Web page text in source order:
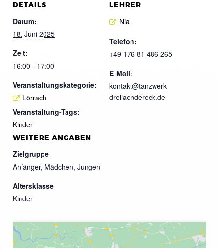
DETAILS
Datum:
18. Juni 2025
Zeit:
16:00 - 17:00
Veranstaltungskategorie:
Lörrach
Veranstaltung-Tags:
Kinder
LEHRER
Nia
Telefon:
+49 176 81 486 265
E-Mail:
kontakt@tanzwerk-
dreilaendereck.de
WEITERE ANGABEN
Zielgruppe
Anfänger, Mädchen, Jungen
Altersklasse
Kinder